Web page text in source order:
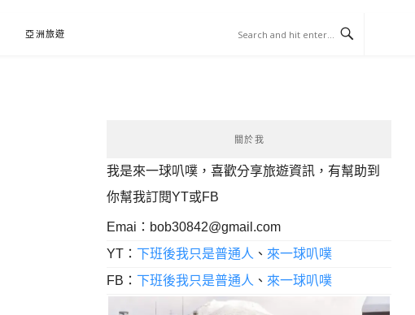
亞洲旅遊
關於我
我是來一球叭噗，喜歡分享旅遊資訊，有幫助到
你幫我訂閱YT或FB
Emai： bob30842@gmail.com
YT：下班後我只是普通人 、 來一球叭噗
FB：下班後我只是普通人 、 來一球叭噗